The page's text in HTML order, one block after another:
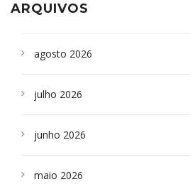
ARQUIVOS
agosto 2026
julho 2026
junho 2026
maio 2026